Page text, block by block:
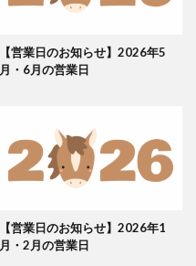
【営業日のお知らせ】2026年5
月・6月の営業日
【営業日のお知らせ】2026年1
月・2月の営業日